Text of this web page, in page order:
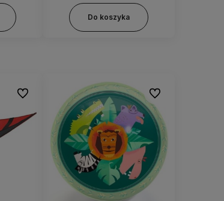
Do koszyka
Do ulubionych Do ulubionych